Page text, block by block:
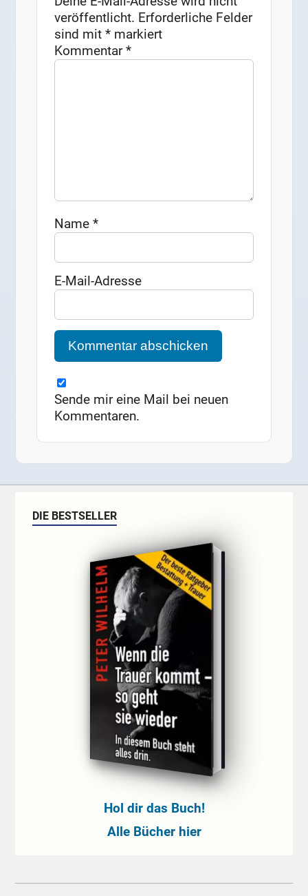
veröffentlicht. Erforderliche Felder
sind mit* markiert
Kommentar*
Name*
E-Mail-Adresse
Sende mir eine Mail bei neuen
Kommentaren.
DIE BESTSELLER
Hol dir das Buch!
Alle Bücher hier